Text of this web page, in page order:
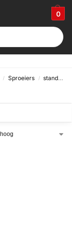
0
/ Sproeiers / standaard